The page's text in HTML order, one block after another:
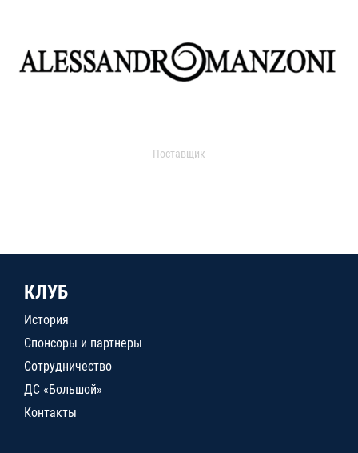
Поставщик
КЛУБ
История
Спонсоры и партнеры
Сотрудничество
ДС «Большой»
Контакты